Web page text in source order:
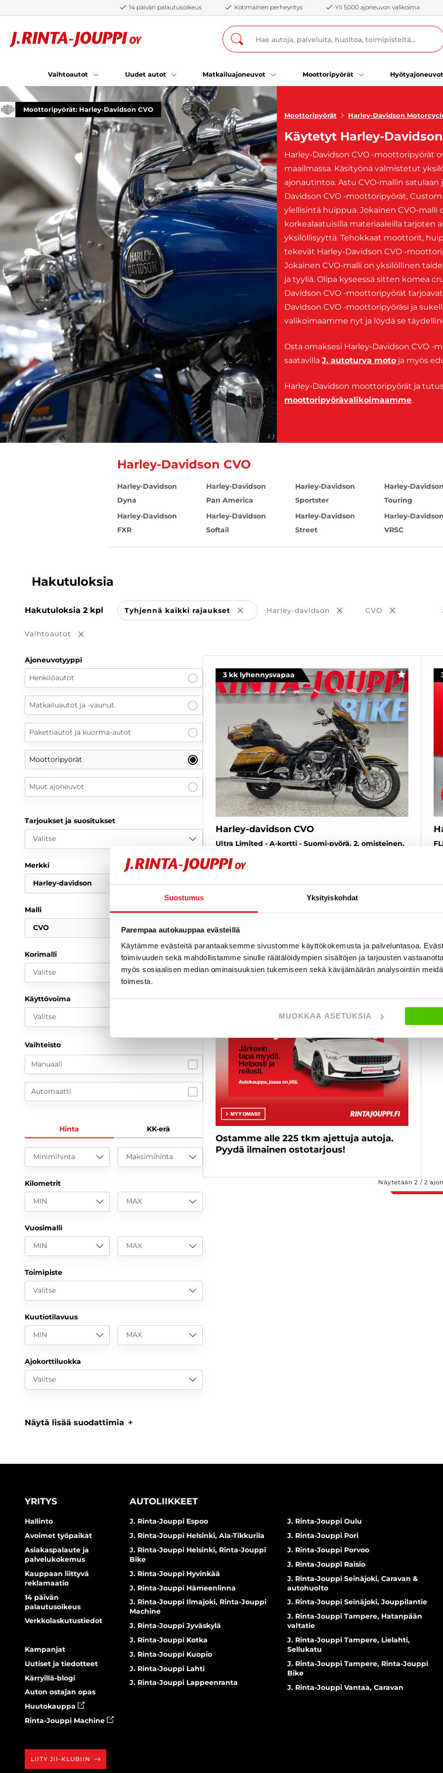
Suostumus Yksityiskohdat
Parempaa autokauppaa evästeillä
Käytämme evästeitä parantaaksemme sivustomme käyttökokemusta ja palveluntasoa.
toimivuuden sekä mahdollistamme sinulle räätälöidympien sisältöjen ja tarjousten
myös sosiaalisen median ominaisuuksien tukemiseen sekä kävijämäärän analysointiin
toimesta.
MUOKKAA ASETUKSIA
14 päivän palautusoikeus Kotimainen perheyritys Yli 5000 ajoneuvon valikoima
Vaihtoautot Uudet autot Matkailuajoneuvot Moottoripyörät Hyötyajoneuvot
Moottoripyörät: Harley-Davidson CVO
Moottoripyörät Harley-Davidson
Käytetyt Harley-
Harley-Davidson CVO -moottoripyörät
maailmassa. Käsityönä valmistetut
ajonautintoa. Astu CVO-mallin
Davidson CVO -moottoripyörät,
ylellisintä huippua. Jokainen CVO-
korkealaatuisilla materiaaleilla tarjoten
yksilöllisyyttä. Tehokkaat moottorit,
tekevät Harley-Davidson CVO -
Jokainen CVO-malli on yksilöllinen
ja tyyliä. Olipa kyseessä sitten komea
Davidson CVO -moottoripyörät
Davidson CVO -moottoripyöräsi ja
valikoimaamme nyt ja löydä se
Osta omaksesi Harley-Davidson CVO
saatavilla J. autoturva moto ja myös
Harley-Davidson moottoripyörät ja
moottoripyörävalikoimaamme.
Harley-Davidson CVO
Harley-Davidson
Dyna
Harley-Davidson
FXR
Harley-Davidson
Pan America
Harley-Davidson
Softail
Harley-Davidson
Sportster
Harley-Davidson
Street
Harley-Davidson
Touring
Harley-Davidson
VRSC
Hakutuloksia
Hakutuloksia 2 kpl Tyhjennä kaikki rajaukset Poista valinta
Harley-davidson Poista valinta
CVO Poista
Vaihtoautot Poista valinta
Ajoneuvotyyppi
Henkilöautot
Matkailuautot ja -vaunut
Pakettiautot ja kuorma-autot
Moottoripyörät
Muut ajoneuvot
Tarjoukset ja suositukset
Valitse
Merkki
Harley-davidson
Malli
CVO
Korimalli
Valitse
Käyttövoima
Valitse
Vaihteisto
Manuaali
Automaatti
Hinta KK-erä
Minimihinta Maksimihinta
Kilometrit
MIN MAX
Vuosimalli
MIN MAX
Toimipiste
Valitse
Kuutiotilavuus
MIN MAX
Ajokorttiluokka
Valitse
Näytä lisää suodattimia
3 kk lyhennysvapaa SUOSIKKI
Harley-davidson CVO
Ultra Limited - A-kortti - Suomi-pyörä, 2. omisteinen,
Harvoin tarjolla näillä herkuilla.
alk. 213 € / kk
helsinki
KATSO TIEDOT WHATSAPP
Ostamme alle 225 tkm ajettuja autoja.
Pyydä ilmainen ostotarjous!
Näytetään2 /2
YRITYS
Hallinto
Avoimet työpaikat
Asiakaspalaute ja
palvelukokemus
Kauppaan liittyvä
reklamaatio
14 päivän
palautusoikeus
Verkkolaskutustiedot
Kampanjat
Uutiset ja tiedotteet
Kärryillä-blogi
Auton ostajan opas
Huutokauppa
Rinta-Jouppi Machine
AUTOLIIKKEET
J. Rinta-Jouppi Espoo
J. Rinta-Jouppi Helsinki, Ala-Tikkurila
J. Rinta-Jouppi Helsinki, Rinta-Jouppi
Bike
J. Rinta-Jouppi Hyvinkää
J. Rinta-Jouppi Hämeenlinna
J. Rinta-Jouppi Ilmajoki, Rinta-Jouppi
Machine
J. Rinta-Jouppi Jyväskylä
J. Rinta-Jouppi Kotka
J. Rinta-Jouppi Kuopio
J. Rinta-Jouppi Lahti
J. Rinta-Jouppi Lappeenranta
J. Rinta-Jouppi Oulu
J. Rinta-Jouppi Pori
J. Rinta-Jouppi Porvoo
J. Rinta-Jouppi Raisio
J. Rinta-Jouppi Seinäjoki, Caravan &
autohuolto
J. Rinta-Jouppi Seinäjoki, Jouppilantie
J. Rinta-Jouppi Tampere, Hatanpään
valtatie
J. Rinta-Jouppi Tampere, Lielahti,
Sellukatu
J. Rinta-Jouppi Tampere, Rinta-Jouppi
Bike
J. Rinta-Jouppi Vantaa, Caravan
LIITY JII-KLUBIIN